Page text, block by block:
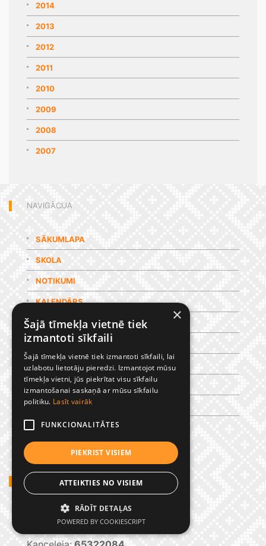
2014
2013
2012
2011
2010
2009
2008
2007
NAVIGĀCIJA
SĀKUMLAPA
SKOLA
NOTIKUMI
KALENDĀRS
DOKUMENTI
MĀCĪBAS
IESPĒJAS
KARJERA
ĒDINĀŠANA
GALERIJA
SKOLAS KONTAKTI
Kontakttālruņi:
×
Šajā tīmekļa vietnē tiek
izmantoti sīkfaili
Šajā tīmekļa vietnē tiek izmantoti sīkfaili, lai
uzlabotu lietotāju pieredzi. Izmantojot mūsu
tīmekļa vietni, jūs piekrītat visu sīkfailu
izmantošanai saskaņā ar mūsu sīkfailu
politiku. Lasīt vairāk
FUNKCIONALITĀTES
PIEKRIST VISIEM
ATTEIKTIES NO VISIEM
RĀDĪT DETAĻAS
POWERED BY COOKIESCRIPT